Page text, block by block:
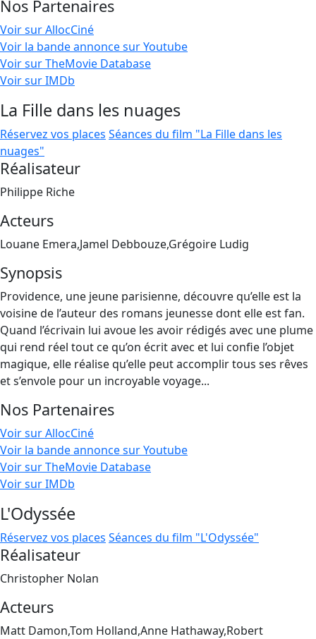
Nos Partenaires
Voir sur AllocCiné
Voir la bande annonce sur Youtube
Voir sur TheMovie Database
Voir sur IMDb
La Fille dans les nuages
Réservez vos places Séances du film "La Fille dans les
nuages"
Réalisateur
Philippe Riche
Acteurs
Louane Emera,Jamel Debbouze,Grégoire Ludig
Synopsis
Providence, une jeune parisienne, découvre qu’elle est la
voisine de l’auteur des romans jeunesse dont elle est fan.
Quand l’écrivain lui avoue les avoir rédigés avec une plume
qui rend réel tout ce qu’on écrit avec et lui confie l’objet
magique, elle réalise qu’elle peut accomplir tous ses rêves
et s’envole pour un incroyable voyage...
Nos Partenaires
Voir sur AllocCiné
Voir la bande annonce sur Youtube
Voir sur TheMovie Database
Voir sur IMDb
L'Odyssée
Réservez vos places Séances du film "L'Odyssée"
Réalisateur
Christopher Nolan
Acteurs
Matt Damon,Tom Holland,Anne Hathaway,Robert